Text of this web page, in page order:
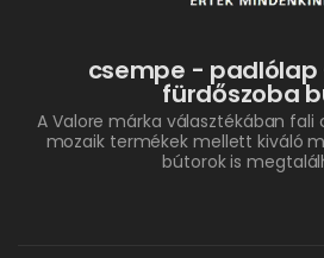
csempe - padlólap
fürdőszoba
A Valore márka választékában fali
mozaik termékek mellett kiváló
bútorok is